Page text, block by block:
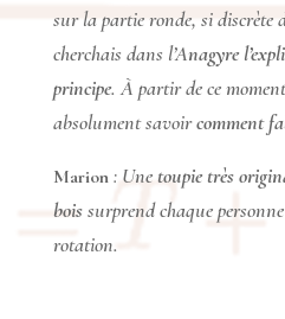
sur la partie ronde, si discrète
cherchais dans l’Anagyre
principe. À partir de ce
absolument savoircomment
Marion: Unetoupie très
boissurprend chaque
rotation.